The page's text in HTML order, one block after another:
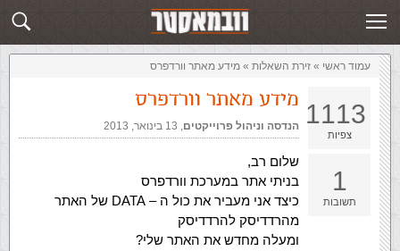
שלח תשובה זירת השאלות
עמוד ראשי » ‏זירת השאלות‏ » מידע מאתר וורדפרס
1113
צפיות
1
תשובות
מידע מאתר וורדפרס
הנדסה וניהול פרוייקטים,‏ 13 בינואר, 2013
שלום רב,
בניתי אתר במערכת וורדפרס
כיצד אני מעביר את כול ה – DATA של האתר
מהרדדיסק להרדדיסק
ומעלה מחדש את האתר שלי?